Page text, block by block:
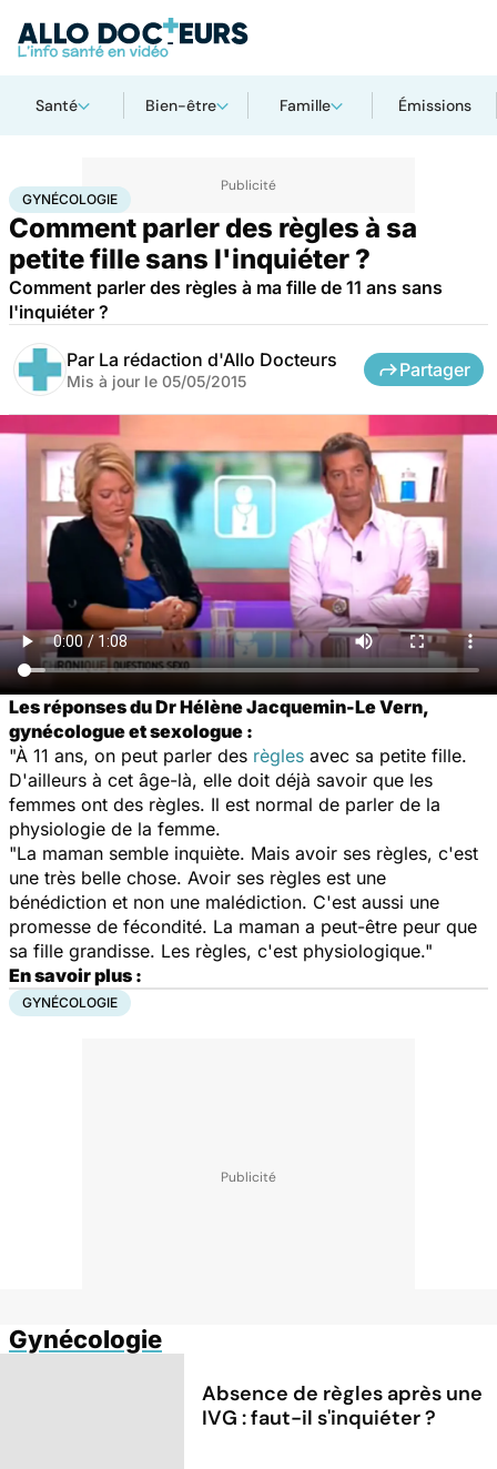
Santé Bien-être Famille Émissions
AccueilBien-être Sexo Gynécologie
GYNÉCOLOGIE
Comment parler des règles à sa
petite fille sans l'inquiéter ?
Comment parler des règles à ma fille de 11 ans sans
l'inquiéter ?
Par La rédaction d'Allo Docteurs
Mis à jour le 05/05/2015
Partager
Les réponses du Dr Hélène Jacquemin-Le Vern,
gynécologue et sexologue :
"À 11 ans, on peut parler des règles avec sa petite fille.
D'ailleurs à cet âge-là, elle doit déjà savoir que les
femmes ont des règles. Il est normal de parler de la
physiologie de la femme.
"La maman semble inquiète. Mais avoir ses règles, c'est
une très belle chose. Avoir ses règles est une
bénédiction et non une malédiction. C'est aussi une
promesse de fécondité. La maman a peut-être peur que
sa fille grandisse. Les règles, c'est physiologique."
En savoir plus :
GYNÉCOLOGIE
Gynécologie
Absence de règles après une
IVG : faut-il s'inquiéter ?